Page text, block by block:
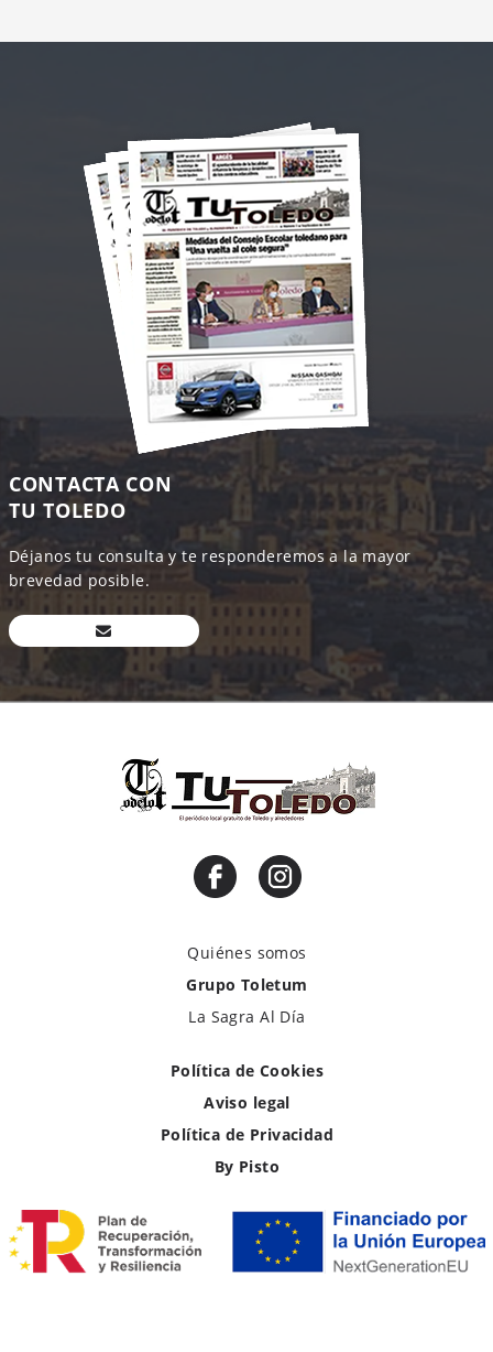
CONTACTA CON
TU TOLEDO
Déjanos tu consulta y te responderemos a la mayor
brevedad posible.
Quiénes somos
Grupo Toletum
La Sagra Al Día
Política de Cookies
Aviso legal
Política de Privacidad
By Pisto